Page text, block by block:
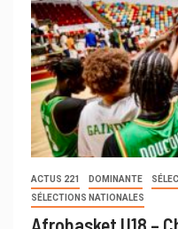
ACTUS 221 DOMINANTE
SÉLECTIONS NATIONALES